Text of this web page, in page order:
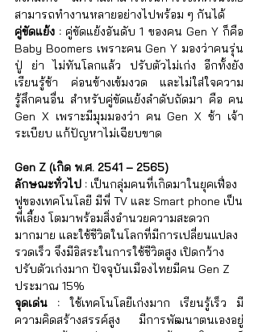
สามารถทำงานหลายอย่างไปพร้อม ๆ กันได้
คู่ขัดแย้ง : คู่ขัดแย้งอันดับ 1 ของคน Gen Y ก็คือ
Baby Boomers เพราะคน Gen Y มองว่าคนรุ่น
ปู่ ย่า ไม่ทันโลกแล้ว ปรับตัวไม่เก่ง อีกทั้งยัง
เรียนรู้ช้า ค่อนข้างเข้มงวด และไม่ใส่ใจความ
รู้สึกคนอื่น สำหรับคู่ขัดแย้งลำดับถัดมา คือ คน
Gen X เพราะมีมุมมองว่า คน Gen X ช้า เจ้า
ระเบียบ แก้ปัญหาไม่เฉียบขาด
Gen Z (เกิด พ.ศ. 2541 – 2565)
ลักษณะทั่วไป : เป็นกลุ่มคนที่เกิดมาในยุคเฟื่อง
ฟูของเทคโนโลยี มีพี่ TV และ Smart phone เป็น
พี่เลี้ยง โตมาพร้อมสิ่งอำนวยความสะดวก
มากมาย และใช้ชีวิตในโลกที่มีการเปลี่ยนแปลง
รวดเร็ว จึงมีอิสระในการใช้ชีวิตสูง เปิดกว้าง
ปรับตัวเก่งมาก ปัจจุบันเมืองไทยมีคน Gen Z
ประมาณ 15%
จุดเด่น : ใช้เทคโนโลยีเก่งมาก เรียนรู้เร็ว มี
ความคิดสร้างสรรค์สูง มีการพัฒนาตนเองอยู่